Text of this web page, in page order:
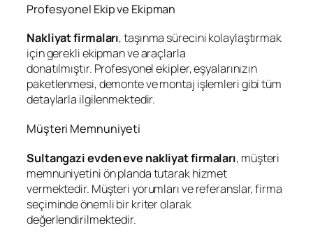
Profesyonel Ekip ve Ekipman
Nakliyat firmaları, taşınma sürecini kolaylaştırmak
için gerekli ekipman ve araçlarla
donatılmıştır. Profesyonel ekipler, eşyalarınızın
paketlenmesi, demonte ve montaj işlemleri gibi tüm
detaylarla ilgilenmektedir.
Müşteri Memnuniyeti
Sultangazi evden eve nakliyat firmaları, müşteri
memnuniyetini ön planda tutarak hizmet
vermektedir. Müşteri yorumları ve referanslar, firma
seçiminde önemli bir kriter olarak
değerlendirilmektedir.